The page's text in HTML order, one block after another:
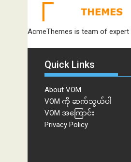
AcmeThemes is team of expert
Quick Links
About VOM
VOM ကို ဆက်သွယ်ပါ
VOM အကြောင်း
Privacy Policy